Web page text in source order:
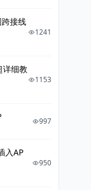
接线
1241
细教
1153
997
入AP
950